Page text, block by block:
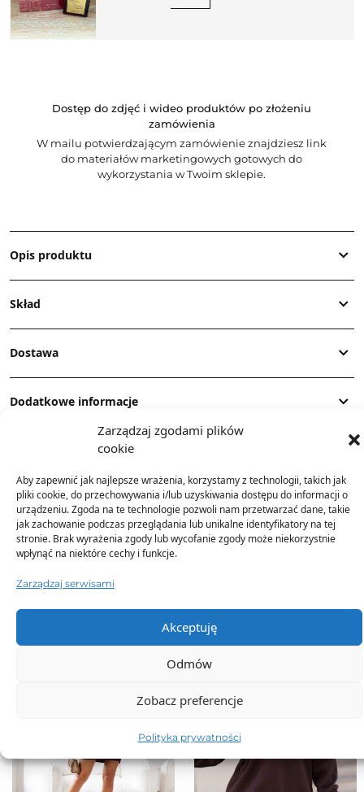
Zarządzaj zgodami plików
cookie
Aby zapewnić jak najlepsze wrażenia, korzystamy z technologii, takich jak
pliki cookie, do przechowywania i/lub uzyskiwania dostępu do informacji o
urządzeniu. Zgoda na te technologie pozwoli nam przetwarzać dane, takie
jak zachowanie podczas przeglądania lub unikalne identyfikatory na tej
stronie. Brak wyrażenia zgody lub wycofanie zgody może niekorzystnie
wpłynąć na niektóre cechy i funkcje.
Zarządzaj serwisami
Akceptuję
Odmów
Zobacz preferencje
Polityka prywatności
Dostęp do zdjęć i wideo produktów po złożeniu
zamówienia
W mailu potwierdzającym zamówienie znajdziesz link
do materiałów marketingowych gotowych do
wykorzystania w Twoim sklepie.
Opis produktu
Skład
Dostawa
Dodatkowe informacje
TO SIĘ TERAZ SPRZEDAJE